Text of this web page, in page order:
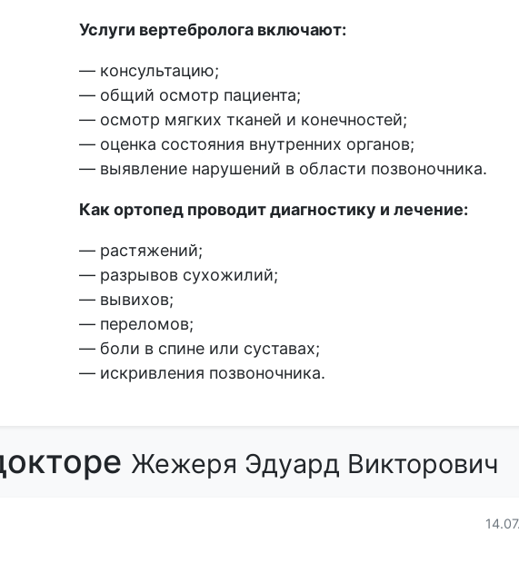
Услуги вертебролога включают:
— консультацию;
— общий осмотр пациента;
— осмотр мягких тканей и конечностей;
— оценка состояния внутренних органов;
— выявление нарушений в области позвоночника.
Как ортопед проводит диагностику и лечение:
— растяжений;
— разрывов сухожилий;
— вывихов;
— переломов;
— боли в спине или суставах;
— искривления позвоночника.
Жежеря Эдуард Викторович